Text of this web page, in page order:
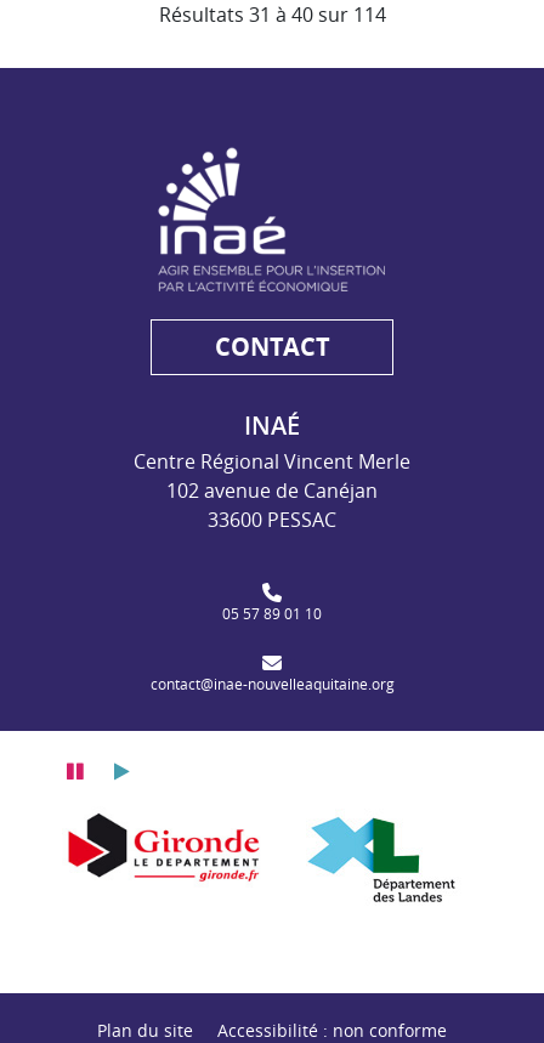
Résultats 31 à 40 sur 114
- Agir ensemble pour l'insertion par l'activité
CONTACT
INAÉ
Centre Régional Vincent Merle
102 avenue de Canéjan
33600 PESSAC
05 57 89 01 10
contact@inae-nouvelleaquitaine.org
PauseLecture
Nouvelle-AquitaineDépartement de la Gironde
Département des
Plan du site Accessibilité : non conforme